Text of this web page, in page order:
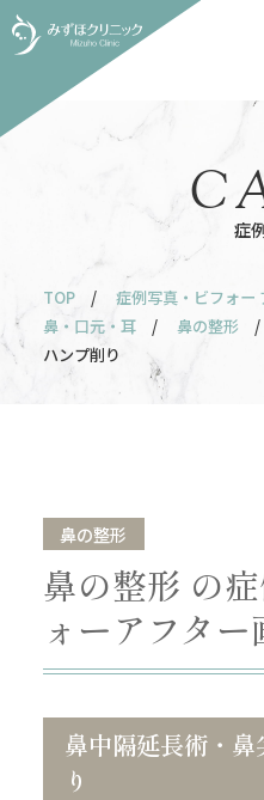
症
TOP / 症例写真・ビフォー
鼻・口元・耳
/ 鼻の整形
/
ハンプ削り
鼻の整形
鼻の整形 の
ォーアフター
鼻中隔延長術・
り